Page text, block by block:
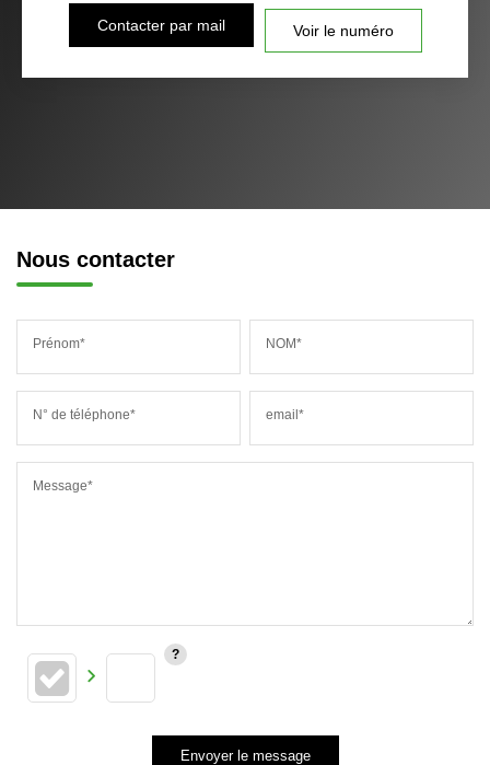
Contacter par mail Voir le numéro
Nous contacter
Prénom* NOM*
N° de téléphone* email*
Message*
Envoyer le message